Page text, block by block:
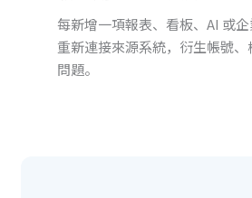
每新增一項報表、看板、AI 或
重新連接來源系統，衍生帳號
問題。